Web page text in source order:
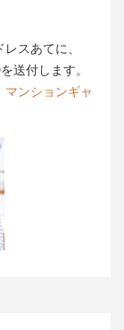
スあてに、
送付します。
ンションギャ